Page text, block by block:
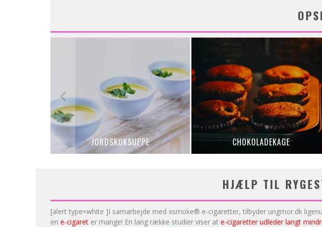
JORDSKOKSUPPE
CHOKOLADEKAGE
HJÆLP TIL
[alert type=white ]I samarbejde med xsmoke® e-cigaretter, tilbyder ungmor.dk
en e-cigaret er mange! En lang række studier viser at e-cigaretter udleder langt